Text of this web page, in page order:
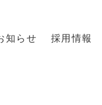
知らせ 採用情報